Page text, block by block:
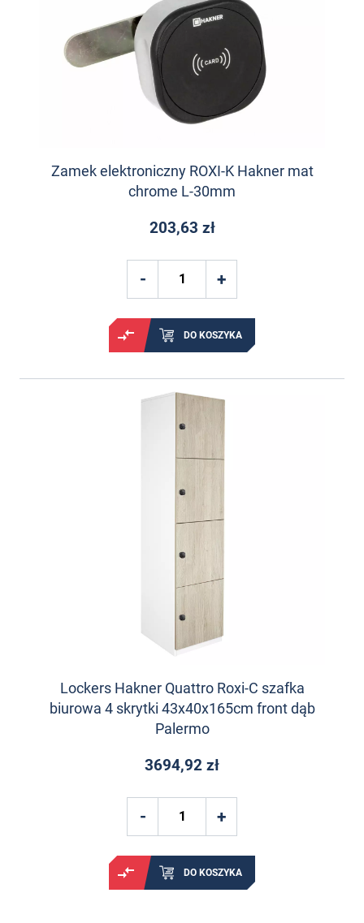
Zamek elektroniczny ROXI-K Hakner mat
chrome L-30mm
203,63 zł
DO KOSZYKA
Lockers Hakner Quattro Roxi-C szafka
biurowa 4 skrytki 43x40x165cm front dąb
Palermo
3694,92 zł
DO KOSZYKA